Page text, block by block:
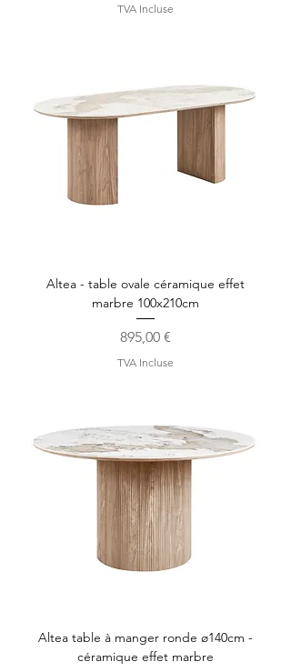
TVA Incluse
Altea - table ovale céramique effet
marbre 100x210cm
Prix
895,00 €
TVA Incluse
Altea table à manger ronde ø140cm -
céramique effet marbre